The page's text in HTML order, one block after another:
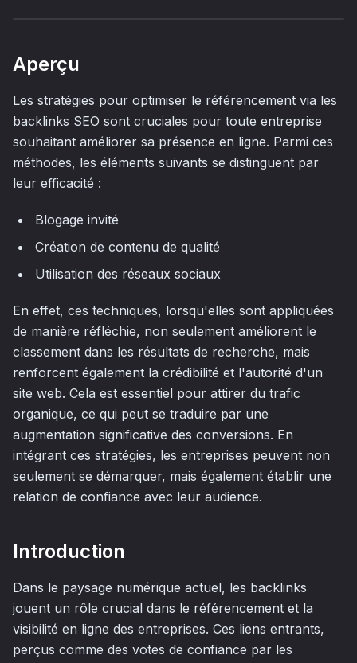
Aperçu
Les stratégies pour optimiser le référencement via les
backlinks SEO sont cruciales pour toute entreprise
souhaitant améliorer sa présence en ligne. Parmi ces
méthodes, les éléments suivants se distinguent par
leur efficacité :
Blogage invité
Création de contenu de qualité
Utilisation des réseaux sociaux
En effet, ces techniques, lorsqu'elles sont appliquées
de manière réfléchie, non seulement améliorent le
classement dans les résultats de recherche, mais
renforcent également la crédibilité et l'autorité d'un
site web. Cela est essentiel pour attirer du trafic
organique, ce qui peut se traduire par une
augmentation significative des conversions. En
intégrant ces stratégies, les entreprises peuvent non
seulement se démarquer, mais également établir une
relation de confiance avec leur audience.
Introduction
Dans le paysage numérique actuel, les backlinks
jouent un rôle crucial dans le référencement et la
visibilité en ligne des entreprises. Ces liens entrants,
perçus comme des votes de confiance par les